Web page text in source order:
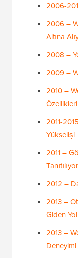
2006-
2006 –
Altına
2008 –
2009 –
2010 –
Özellikleri
2011-
Yükselişi
2011 –
Tanıtılıyor
2012 –
2013 –
Giden Yol
2013 –
Deneyimi